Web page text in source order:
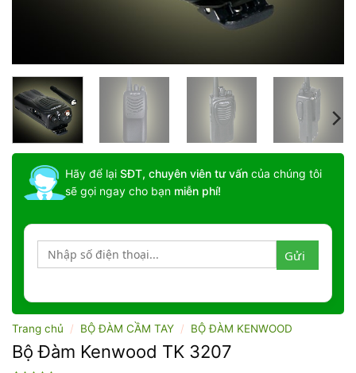
Hãy để lại SĐT, chuyên viên tư vấn của chúng tôi
sẽ gọi ngay cho bạn miễn phí!
Trang chủ / BỘ ĐÀM CẦM TAY / BỘ ĐÀM KENWOOD
Bộ Đàm Kenwood TK 3207